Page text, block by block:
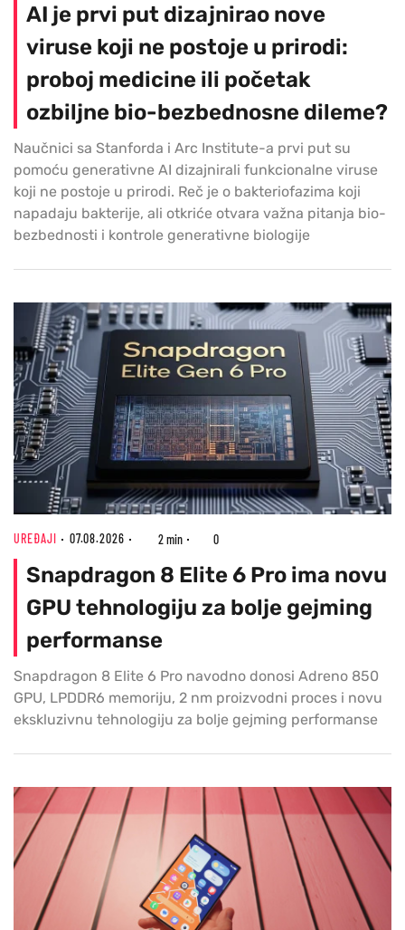
AI je prvi put dizajnirao nove
viruse koji ne postoje u prirodi:
proboj medicine ili početak
ozbiljne bio-bezbednosne dileme?
Naučnici sa Stanforda i Arc Institute-a prvi put su
pomoću generativne AI dizajnirali funkcionalne viruse
koji ne postoje u prirodi. Reč je o bakteriofazima koji
napadaju bakterije, ali otkriće otvara važna pitanja bio-
bezbednosti i kontrole generativne biologije
UREĐAJI 07.08.2026 2 min 0
Snapdragon 8 Elite 6 Pro ima novu
GPU tehnologiju za bolje gejming
performanse
Snapdragon 8 Elite 6 Pro navodno donosi Adreno 850
GPU, LPDDR6 memoriju, 2 nm proizvodni proces i novu
ekskluzivnu tehnologiju za bolje gejming performanse